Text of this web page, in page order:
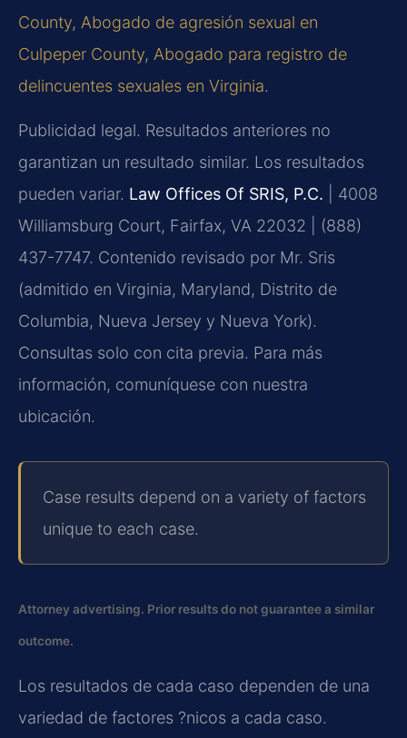
County, Abogado de agresión sexual en
Culpeper County, Abogado para registro de
delincuentes sexuales en Virginia.
Publicidad legal. Resultados anteriores no
garantizan un resultado similar. Los resultados
pueden variar. Law Offices Of SRIS, P.C. | 4008
Williamsburg Court, Fairfax, VA 22032 | (888)
437-7747. Contenido revisado por Mr. Sris
(admitido en Virginia, Maryland, Distrito de
Columbia, Nueva Jersey y Nueva York).
Consultas solo con cita previa. Para más
información, comuníquese con nuestra
ubicación.
Case results depend on a variety of factors
unique to each case.
Attorney advertising. Prior results do not guarantee a similar
outcome.
Los resultados de cada caso dependen de una
variedad de factores ?nicos a cada caso.